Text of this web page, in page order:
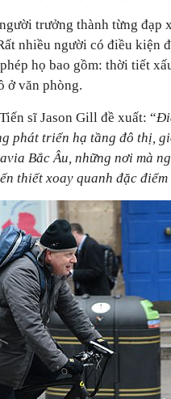
trưởng thành từng đạp
nhiều người có điều kiện
họ bao gồm: thời tiết
ở văn phòng.
sĩ Jason Gill đề xuất: “
phát triển hạ tầng đô thị,
Bắc Âu, những nơi mà
thiết xoay quanh đặc điểm